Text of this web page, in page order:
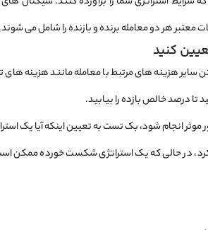
معتبر هر دو معامله برنده و بازنده را شامل می
سایر هزینه های مرتبط با معامله مانند هزینه
درصد خالص بازده را بیابید.
موثر انجام شود، بک تست به تعیین اینکه آیا یک
کرد، در حالی که یک استراتژی شکست خورده ممکن